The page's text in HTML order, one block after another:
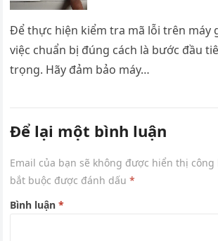
Để thực hiện kiểm tra mã lỗi trên máy
việc chuẩn bị đúng cách là bước đầu
trọng. Hãy đảm bảo máy…
Để lại một bình luận
Email của bạn sẽ không được hiển thị công
bắt buộc được đánh dấu*
Bình luận*